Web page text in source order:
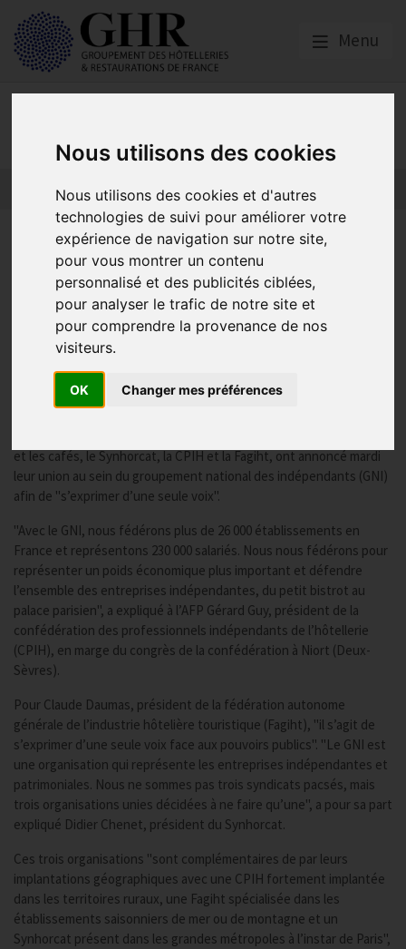
Nous utilisons des cookies
Nous utilisons des cookies et d'autres
technologies de suivi pour améliorer votre
expérience de navigation sur notre site,
pour vous montrer un contenu
personnalisé et des publicités ciblées,
pour analyser le trafic de notre site et
pour comprendre la provenance de nos
visiteurs.
OK Changer mes préférences
Menu
Revue de presse : Hôtellerie-
restauration : 3 syndicats
s’unissent au sein du GNI
Communiqué de presse
et les cafés, le Synhorcat, la CPIH et la Fagiht, ont annoncé mardi
leur union au sein du groupement national des indépendants (GNI)
afin de "s’exprimer d’une seule voix".
"Avec le GNI, nous fédérons plus de 26 000 établissements en
France et représentons 230 000 salariés. Nous nous fédérons pour
représenter un poids économique plus important et défendre
l’ensemble des entreprises indépendantes, du petit bistrot au
palace parisien", a expliqué à l’AFP Gérard Guy, président de la
confédération des professionnels indépendants de l’hôtellerie
(CPIH), en marge du congrès de la confédération à Niort (Deux-
Sèvres).
Pour Claude Daumas, président de la fédération autonome
générale de l’industrie hôtelière touristique (Fagiht), "il s’agit de
s’exprimer d’une seule voix face aux pouvoirs publics". "Le GNI est
une organisation qui représente les entreprises indépendantes et
patrimoniales. Nous ne sommes pas trois syndicats pacsés, mais
trois organisations unies décidées à ne faire qu’une", a pour sa part
expliqué Didier Chenet, président du Synhorcat.
Ces trois organisations "sont complémentaires de par leurs
implantations géographiques avec une CPIH fortement implantée
dans les territoires ruraux, une Fagiht spécialisée dans les
établissements saisonniers de mer ou de montagne et un
Synhorcat présent dans les grandes métropoles à l’instar de Paris",